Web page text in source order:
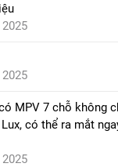
2025
2025
MPV 7 chỗ không
có thể ra mắt
2025